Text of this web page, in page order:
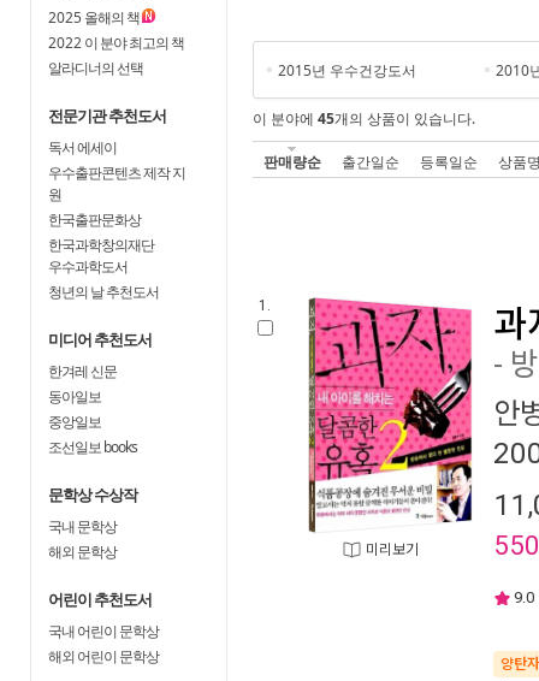
2025올해의 책
2022이 분야 최고의 책
알라디너의 선택
전문기관 추천도서
독서 에세이
우수출판콘텐츠 제작 지
원
한국출판문화상
한국과학창의재단
우수과학도서
청년의 날 추천도서
미디어 추천도서
한겨레 신문
동아일보
중앙일보
조선일보 books
문학상 수상작
국내 문학상
해외 문학상
어린이 추천도서
국내 어린이 문학상
해외 어린이 문학상
2015년 우수건강도서 2010
이 분야에 45개의 상품이 있습니다.
판매량순 출간일순 등록일순 상품
1.
미리보기
과
-
안
550
9.0
양탄